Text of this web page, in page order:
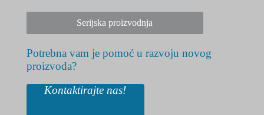
Serijska proizvodnja
Potrebna vam je pomoć u razvoju novog
proizvoda?
Kontaktirajte nas!